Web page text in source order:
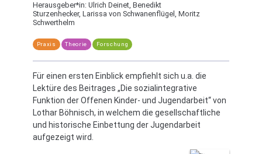
Herausgeber*in: Ulrich Deinet, Benedikt
Sturzenhecker, Larissa von Schwanenflügel, Moritz
Schwerthelm
Praxis Theorie Forschung
Für einen ersten Einblick empfiehlt sich u.a. die
Lektüre des Beitrages „Die sozialintegrative
Funktion der Offenen Kinder- und Jugendarbeit“ von
Lothar Böhnisch, in welchem die gesellschaftliche
und historische Einbettung der Jugendarbeit
aufgezeigt wird.